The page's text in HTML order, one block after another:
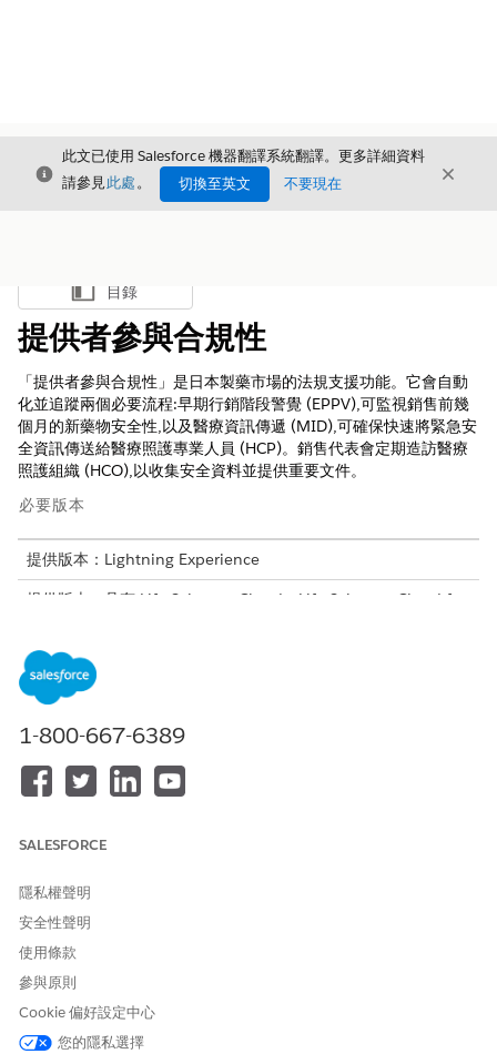
結束
此文已使用 Salesforce 機器翻譯系統翻譯。更多詳細資料
請參見此處。 切換至英文 不要現在 結束
顯示目錄
目錄
提供者參與合規性
「提供者參與合規性」是日本製藥市場的法規支援功能。它會自動
化並追蹤兩個必要流程:早期行銷階段警覺 (EPPV),可監視銷售前幾
個月的新藥物安全性,以及醫療資訊傳遞 (MID),可確保快速將緊急安
全資訊傳送給醫療照護專業人員 (HCP)。銷售代表會定期造訪醫療
照護組織 (HCO),以收集安全資料並提供重要文件。
必要版本
提供版本：Lightning Experience
提供版本：具有 Life Sciences Cloud、Life Sciences Cloud for
Edition。
義的產品限制,不適用於提供者參與合規性。Salesforce 使用產
品限制來控制捨棄範例,且不定義要監視的帳戶,以瞭解帳戶合規
帳戶合規性的評估工作必須與造訪相關聯。
畫與關鍵帳戶管理員動作計畫。
照護計畫的「種類」欄位會區分提供者參與照護計畫與其他任何
照護計畫。
在行動裝置上,自訂索引標籤會顯示「帳戶合規性」元件和相關
記錄。您無法自訂「帳戶合規性」索引標籤。
標準「動作計畫」物件用於帳戶合規性。因此,您會在網路和行
動裝置上看見標準「動作計畫」索引標籤。您無法在行動裝置上
1-800-667-6389
SALESFORCE
隱私權聲明
安全性聲明
使用條款
參與原則
Cookie 偏好設定中心
您的隱私選擇